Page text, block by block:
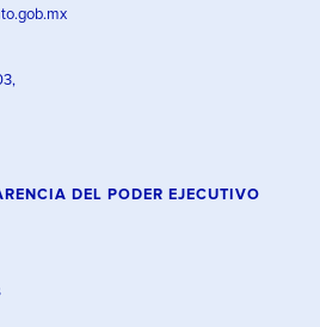
DEL PODER EJECUTIVO